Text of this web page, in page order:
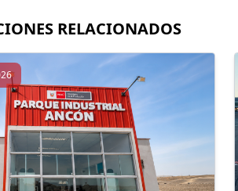
RELACIONADOS